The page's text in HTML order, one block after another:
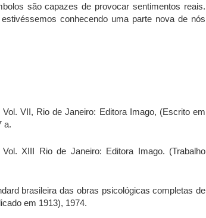
são capazes de provocar sentimentos reais.
conhecendo uma parte nova de nós
Vol. VII, Rio de Janeiro: Editora Imago, (Escrito em
a.
Vol. XIII Rio de Janeiro: Editora Imago. (Trabalho
brasileira das obras psicológicas completas de
em 1913), 1974.